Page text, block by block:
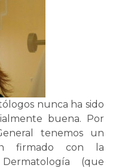
nunca ha sido
buena. Por
tenemos un
firmado con la
(que